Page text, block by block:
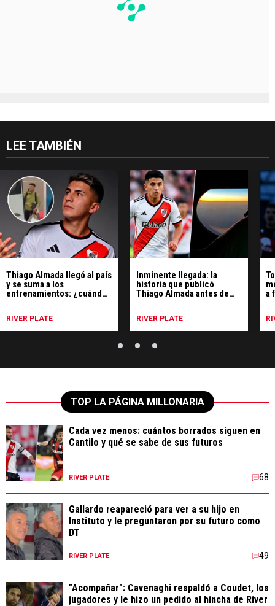
LEE TAMBIÉN
Thiago Almada llegó al país
y se suma a los
entrenamientos: ¿cuándo
RIVER PLATE
Inminente llegada: la
historia que publicó
Thiago Almada antes de
RIVER PLATE
a
TOP LA PÁGINA MILLONARIA
Cada vez menos: cuántos borrados siguen en
Cantilo y qué se sabe de sus futuros
RIVER PLATE 68
Gallardo reapareció para ver a su hijo en
Instituto y le preguntaron por su futuro como
DT
RIVER PLATE 49
"Acompañar": Cavenaghi respaldó a Coudet, los
jugadores y le hizo un pedido al hincha de River